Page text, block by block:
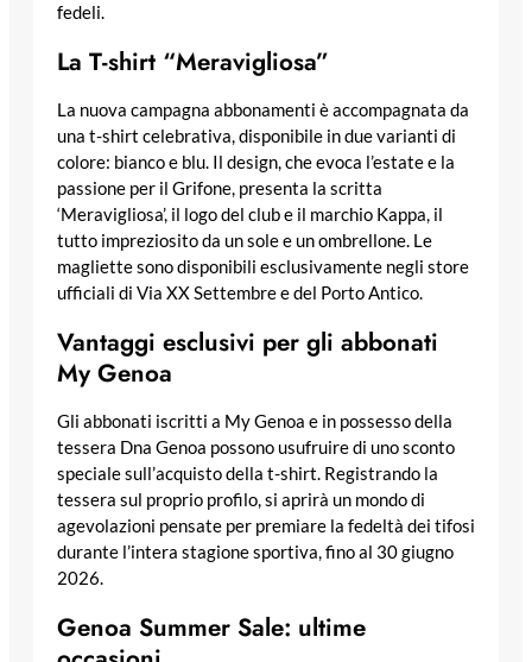
fedeli.
La T-shirt “Meravigliosa”
La nuova campagna abbonamenti è accompagnata da
una t-shirt celebrativa, disponibile in due varianti di
colore: bianco e blu. Il design, che evoca l’estate e la
passione per il Grifone, presenta la scritta
‘Meravigliosa’, il logo del club e il marchio Kappa, il
tutto impreziosito da un sole e un ombrellone. Le
magliette sono disponibili esclusivamente negli store
ufficiali di Via XX Settembre e del Porto Antico.
Vantaggi esclusivi per gli abbonati
My Genoa
Gli abbonati iscritti a My Genoa e in possesso della
tessera Dna Genoa possono usufruire di uno sconto
speciale sull’acquisto della t-shirt. Registrando la
tessera sul proprio profilo, si aprirà un mondo di
agevolazioni pensate per premiare la fedeltà dei tifosi
durante l’intera stagione sportiva, fino al 30 giugno
2026.
Genoa Summer Sale: ultime